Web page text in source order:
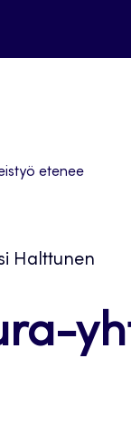
etenee
Halttunen